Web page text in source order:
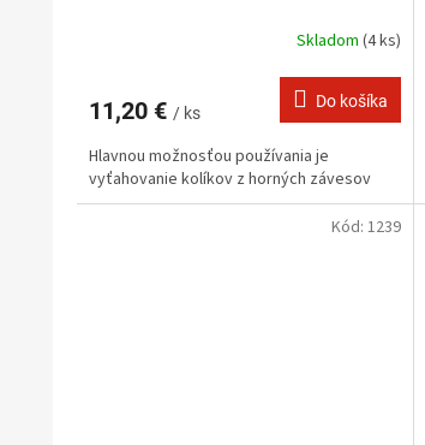
Skladom (4 ks)
11,20 € / ks
Do košíka
Hlavnou možnosťou používania je
vyťahovanie kolíkov z horných závesov
Kód: 1239